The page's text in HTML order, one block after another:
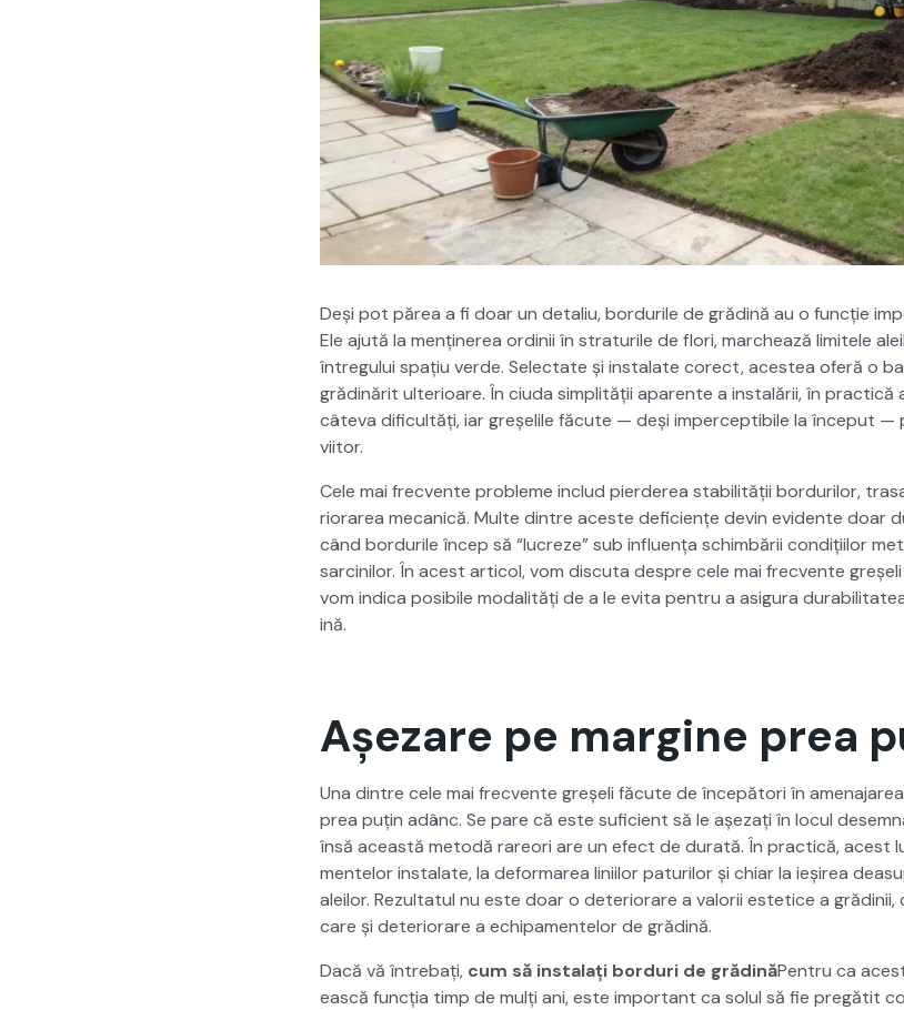
Deși pot părea a fi doar un detal­iu, bor­durile de grăd­ină au o funcție
Ele ajută la menținerea ordinii în stra­turile de flori, marchează lim­itele
întreg­u­lui spațiu verde. Selec­tate și insta­late corect, aces­tea oferă o
grăd­inărit ulte­rioare. În ciu­da sim­plității aparente a instalării, în prac­tică
câte­va difi­cultăți, iar greșelile făcute — deși imper­cep­ti­bile la început —
viitor.
Cele mai frecvente prob­leme includ pierderea sta­bil­ității bor­durilor,
ri­o­rarea mecanică. Multe din­tre aces­te defi­ciențe devin evi­dente doar
când bor­durile încep să “lucreze” sub influ­ența schim­bării condiți­ilor
sarcinilor. În acest arti­col, vom dis­cu­ta despre cele mai frecvente
vom indi­ca posi­bile modal­ități de a le evi­ta pen­tru a asigu­ra
ină.
Așezare pe margine prea
Una din­tre cele mai frecvente greșeli făcute de începă­tori în
prea puțin adânc. Se pare că este sufi­cient să le așeza­ți în locul
însă această metodă rareori are un efect de durată. În prac­tică, acest
mentelor insta­late, la defor­marea lini­ilor paturilor și chiar la ieșirea
aleilor. Rezul­tat­ul nu este doar o dete­ri­o­rare a val­orii estet­ice a
care și dete­ri­o­rare a echipa­mentelor de grăd­ină.
Dacă vă între­bați, cum să insta­lați bor­duri de grăd­inăPen­tru ca
ească funcția timp de mulți ani, este impor­tant ca solul să fie pregătit